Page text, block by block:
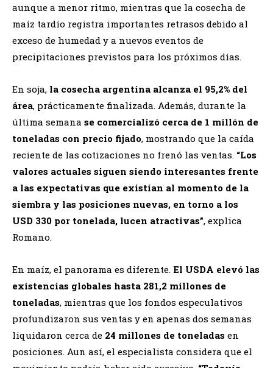
aunque a menor ritmo, mientras que la cosecha de
maíz tardío registra importantes retrasos debido al
exceso de humedad y a nuevos eventos de
precipitaciones previstos para los próximos días.
En soja, la cosecha argentina alcanza el 95,2% del
área, prácticamente finalizada. Además, durante la
última semana se comercializó cerca de 1 millón de
toneladas con precio fijado, mostrando que la caída
reciente de las cotizaciones no frenó las ventas. “Los
valores actuales siguen siendo interesantes frente
a las expectativas que existían al momento de la
siembra y las posiciones nuevas, en torno a los
USD 330 por tonelada, lucen atractivas”, explica
Romano.
En maíz, el panorama es diferente. El USDA elevó las
existencias globales hasta 281,2 millones de
toneladas, mientras que los fondos especulativos
profundizaron sus ventas y en apenas dos semanas
liquidaron cerca de 24 millones de toneladas en
posiciones. Aun así, el especialista considera que el